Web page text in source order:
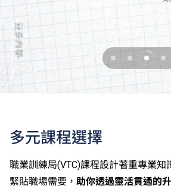
更
多
內
容
多元課程選擇
職業訓練局(VTC)課程設計著重專業知
緊貼職場需要， 助你透過靈活貫通的